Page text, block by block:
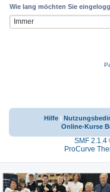
Wie lang möchten Sie
Hilfe |
Online-Kurse
SMF 2.1.4
ProCurve